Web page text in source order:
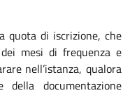
quota di iscrizione, che
mesi di frequenza e
nell’istanza, qualora
documentazione